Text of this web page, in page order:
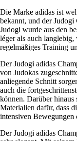
Die Marke adidas ist
bekannt, und der
Judogi wurde aus den
léger als auch
regelmäßiges Training
Der Judogi adidas
von Judokas
anliegende Schnitt
auch die
können. Darüber hinaus
Materialien dafür, dass
intensiven Bewegungen
Der Judogi adidas